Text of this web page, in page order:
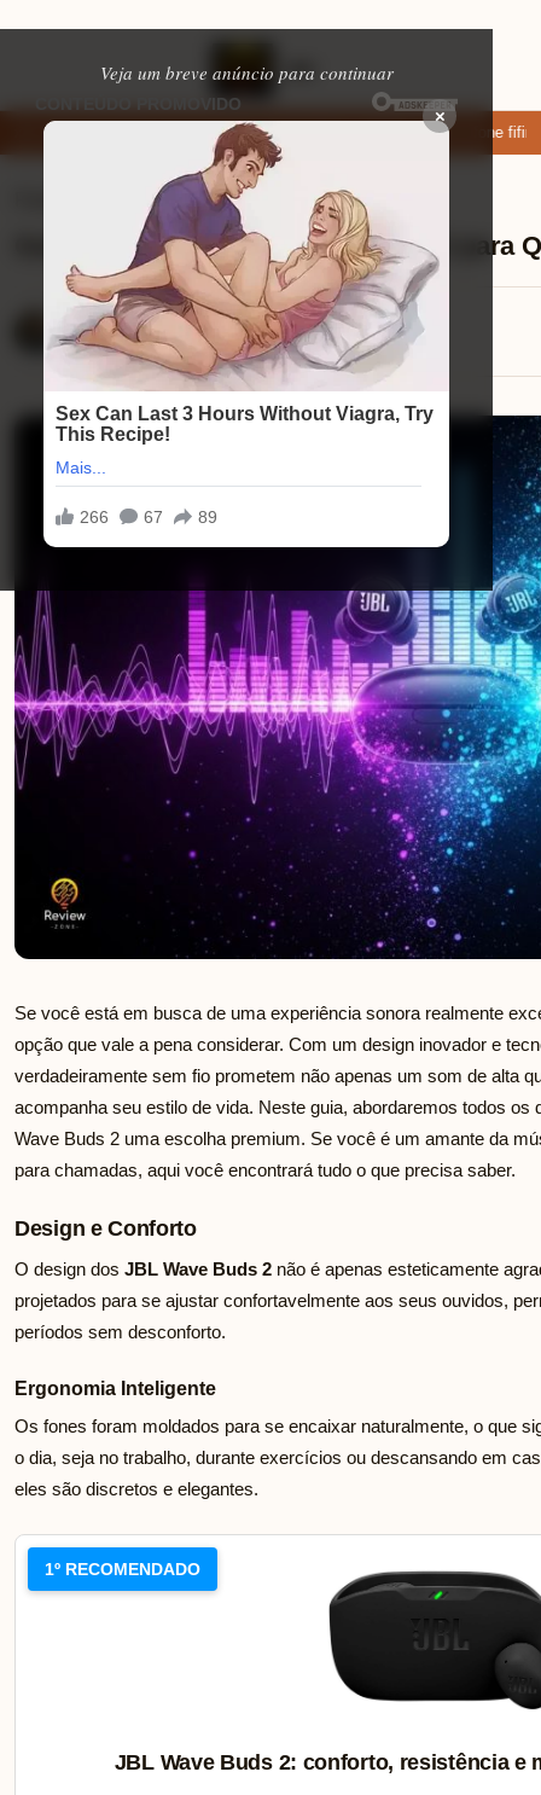
Veja um breve anúncio para continuar
×
apps de namoro que permitem enviar fotos e vídeos Microfone fifine
Fones de Ouvido ⏱ 9 min de leitura
Guia Completo do JBL Wave Buds 2 para
Lucas Andrade
10/08/2025
Se você está em busca de uma experiência sonora realmente
opção que vale a pena considerar. Com um design inovador e
verdadeiramente sem fio prometem não apenas um som de alta
acompanha seu estilo de vida. Neste guia, abordaremos todos
Wave Buds 2 uma escolha premium. Se você é um amante da
para chamadas, aqui você encontrará tudo o que precisa saber.
Design e Conforto
O design dos JBL Wave Buds 2 não é apenas esteticamente
projetados para se ajustar confortavelmente aos seus ouvidos,
períodos sem desconforto.
Ergonomia Inteligente
Os fones foram moldados para se encaixar naturalmente, o que
o dia, seja no trabalho, durante exercícios ou descansando em
eles são discretos e elegantes.
1º RECOMENDADO
JBL Wave Buds 2: conforto, resistência e